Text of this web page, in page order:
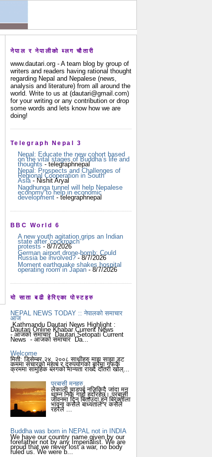
नेपाल र नेपालीको ब्लग चौतारी
www.dautari.org - A team blog by group of
writers and readers having rational thought
regarding Nepal and Nepalese (news,
analysis and literature) from all around the
world. Write to us at (dautari@gmail.com)
for your writing or any contribution or drop
some words and lets know how we are
doing!
Telegraph Nepal 3
Nepal: Educate the new cohort based
on the vital stages of Buddha’s life and
thoughts - telegraphnepal
Nepal: Prospects and Challenges of
Regional Cooperation in South
Asia- Nishit Aryal
Nagdhunga tunnel will help Nepalese
economy to help in economic
development - telegraphnepal
BBC World 6
A new youth agitation grips an Indian
state after 'cockroach'
protests - 8/7/2026
German airport drone-bomb: Could
Russia be involved? - 8/7/2026
Moment earthquake shakes hospital
operating room in Japan- 8/7/2026
यो साता बढी हेरिएका पोस्टहरु
NEPAL NEWS TODAY :: नेपालको समाचार
आज
Kathmandu Dautari News Highlight :
Dautari Online Khabar Current News
- आजको समाचार Dautari Setopati Current
News - आजको समाचार Da...
Welcome
मिती: डिसेम्बर २४, २००८ साथीहरु माझ साझा डट
कममा संचारको महत्ब र दुरुपयोगको बारेमा गफकै
क्रममा सामुहिक ब्लगको मान्यता राख्दै दौंतरी खोल्...
प्रबासी मनहरु
लेकाली चाडपर्ब नजिकिदै जांदा मन
थाम्न निकै गार्हो हुदोंरहेछ। प्रबासी
जीवनमा दिन बिताउदा हुने बिरक्तीला
भावना कसैले बाध्यताले र कसैले
रहरैले ...
Buddha was born in NEPAL not in INDIA
We have our country name given by our
forefather not by any Imperialist. We are
proud that we never lost a war, no body
ruled us. We were b...